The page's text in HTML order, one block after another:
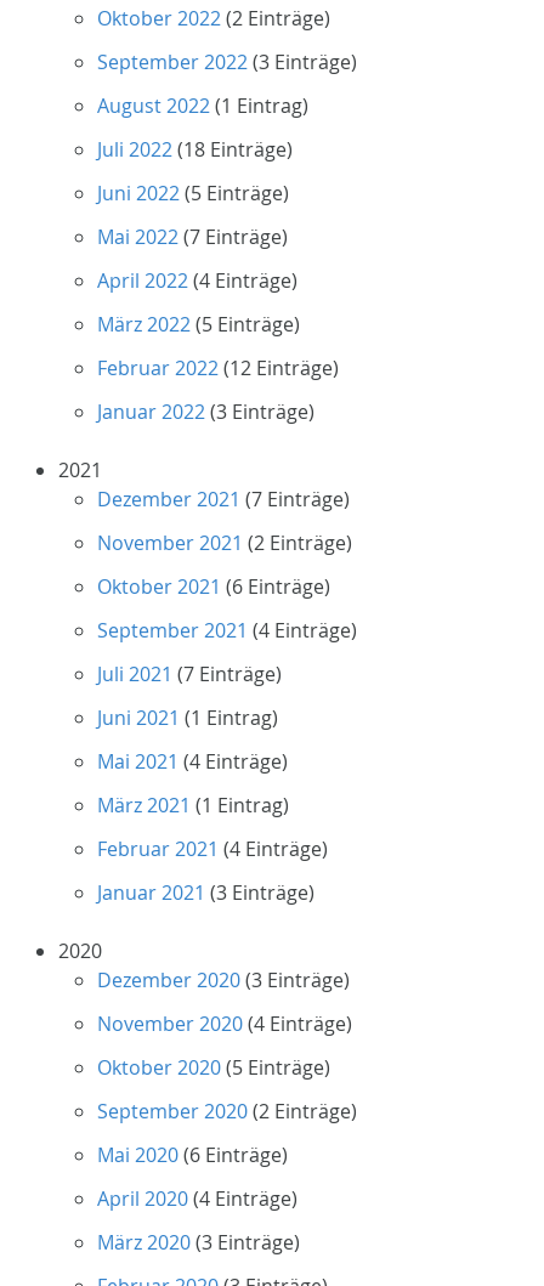
Oktober 2022(2 Einträge)
September 2022(3 Einträge)
August 2022(1 Eintrag)
Juli 2022(18 Einträge)
Juni 2022(5 Einträge)
Mai 2022(7 Einträge)
April 2022(4 Einträge)
März 2022(5 Einträge)
Februar 2022(12 Einträge)
Januar 2022(3 Einträge)
2021
Dezember 2021 (7 Einträge)
November 2021 (2 Einträge)
Oktober 2021 (6 Einträge)
September 2021 (4 Einträge)
Juli 2021 (7 Einträge)
Juni 2021 (1 Eintrag)
Mai 2021 (4 Einträge)
März 2021 (1 Eintrag)
Februar 2021 (4 Einträge)
Januar 2021 (3 Einträge)
2020
Dezember 2020(3 Einträge)
November 2020(4 Einträge)
Oktober 2020(5 Einträge)
September 2020(2 Einträge)
Mai 2020(6 Einträge)
April 2020(4 Einträge)
März 2020(3 Einträge)